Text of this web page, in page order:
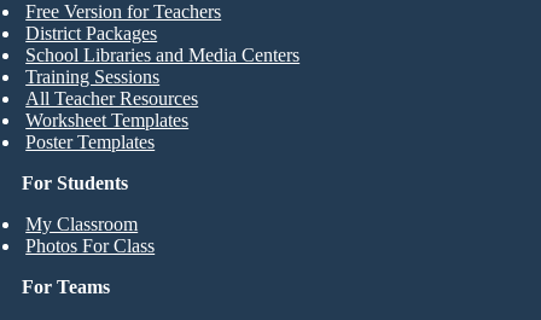
For Students
My Classroom
Photos For Class
Free Version for Teachers
District Packages
School Libraries and Media Centers
Training Sessions
All Teacher Resources
Worksheet Templates
Poster Templates
For Teams